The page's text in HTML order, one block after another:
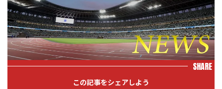
SHARE
この記事をシェアしよう